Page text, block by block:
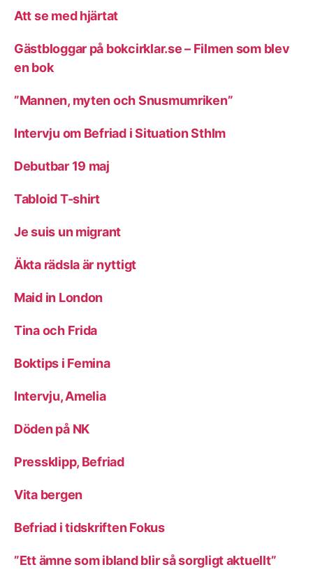
Att se med hjärtat
Gästbloggar på bokcirklar.se – Filmen som blev
en bok
”Mannen, myten och Snusmumriken”
Intervju om Befriad i Situation Sthlm
Debutbar 19 maj
Tabloid T-shirt
Je suis un migrant
Äkta rädsla är nyttigt
Maid in London
Tina och Frida
Boktips i Femina
Intervju, Amelia
Döden på NK
Pressklipp, Befriad
Vita bergen
Befriad i tidskriften Fokus
”Ett ämne som ibland blir så sorgligt aktuellt”